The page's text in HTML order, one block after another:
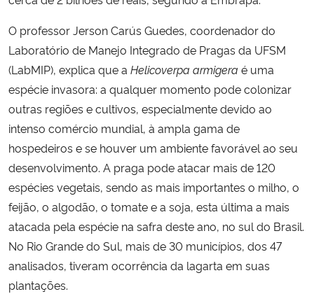
O professor Jerson Carús Guedes, coordenador do
Laboratório de Manejo Integrado de Pragas da UFSM
(LabMIP), explica que a Helicoverpa armigera é uma
espécie invasora: a qualquer momento pode colonizar
outras regiões e cultivos, especialmente devido ao
intenso comércio mundial, à ampla gama de
hospedeiros e se houver um ambiente favorável ao seu
desenvolvimento. A praga pode atacar mais de 120
espécies vegetais, sendo as mais importantes o milho, o
feijão, o algodão, o tomate e a soja, esta última a mais
atacada pela espécie na safra deste ano, no sul do Brasil.
No Rio Grande do Sul, mais de 30 municípios, dos 47
analisados, tiveram ocorrência da lagarta em suas
plantações.